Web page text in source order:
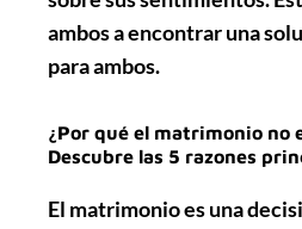
ambos a encontrar una
para ambos.
¿Por qué el matrimonio no
Descubre las 5 razones
El matrimonio es una